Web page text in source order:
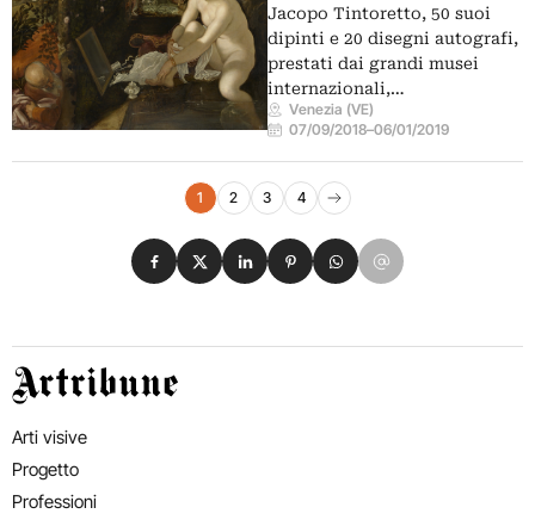
Jacopo Tintoretto, 50 suoi
dipinti e 20 disegni autografi,
prestati dai grandi musei
internazionali,…
Venezia (VE)
07/09/2018–06/01/2019
Navigazione eventi
1 2 3 4
Pagina successiva
Condividi su Facebook
Condividi su X
Condividi su LinkedIn
Condividi su Pinterest
Condividi su WhatsApp
Condividi su Email
Artribune
Arti visive
Progetto
Professioni